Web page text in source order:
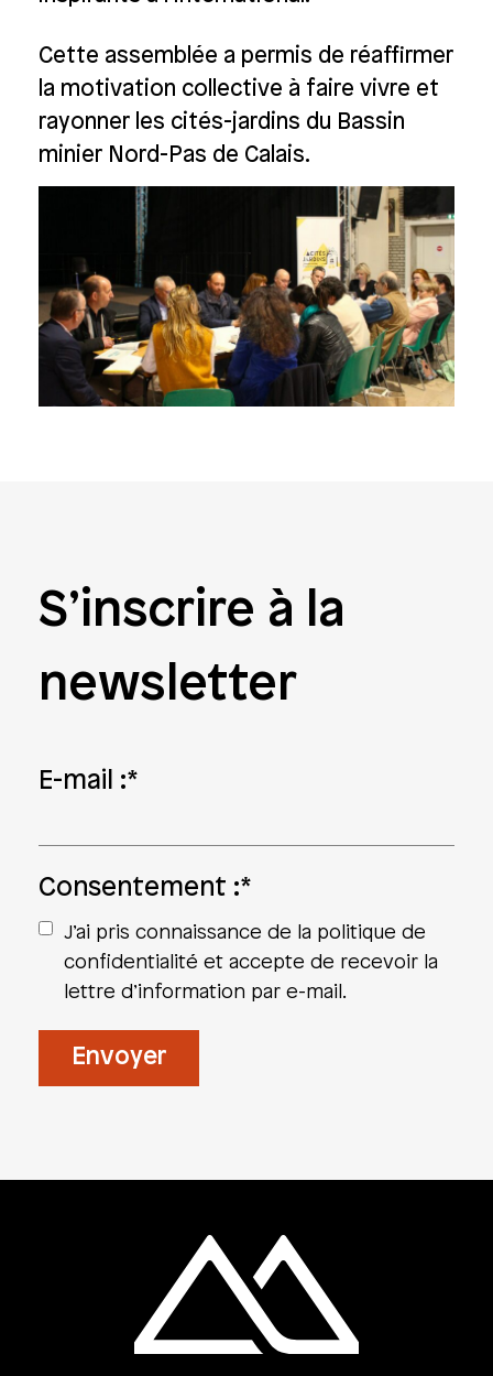
Cette assemblée a permis de réaffirmer
la motivation collective à faire vivre et
rayonner les cités-jardins du Bassin
minier Nord-Pas de Calais.
S’inscrire à la
newsletter
E-mail :*
Consentement :*
J’ai pris connaissance de la politique de
confidentialité et accepte de recevoir la
lettre d’information par e-mail.